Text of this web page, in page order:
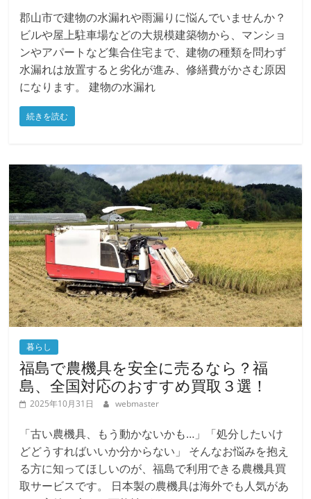
郡山市で建物の水漏れや雨漏りに悩んでいませんか？
ビルや屋上駐車場などの大規模建築物から、マンショ
ンやアパートなど集合住宅まで、建物の種類を問わず
水漏れは放置すると劣化が進み、修繕費がかさむ原因
になります。 建物の水漏れ
暮らし
福島で農機具を安全に売るなら？福
島、全国対応のおすすめ買取３選！
「古い農機具、もう動かないかも…」「処分したいけ
どどうすればいいか分からない」 そんなお悩みを抱え
る方に知ってほしいのが、福島で利用できる農機具買